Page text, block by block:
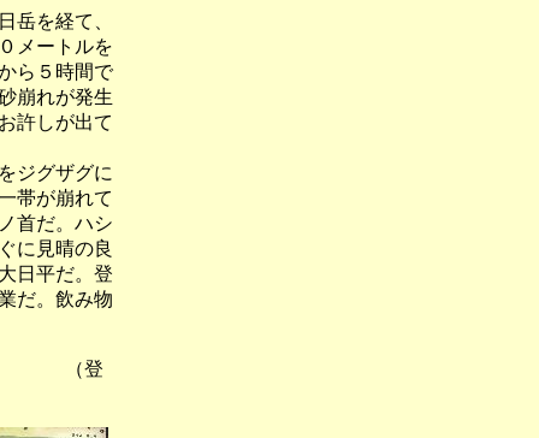
を経て、
メートルを
ら５時間で
崩れが発生
許しが出て
ジグザグに
帯が崩れて
首だ。ハシ
に見晴の良
日平だ。登
だ。飲み物
（登